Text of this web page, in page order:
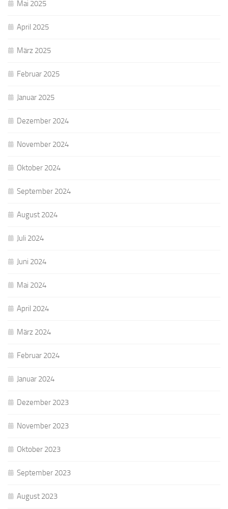
Mai 2025
April 2025
März 2025
Februar 2025
Januar 2025
Dezember 2024
November 2024
Oktober 2024
September 2024
August 2024
Juli 2024
Juni 2024
Mai 2024
April 2024
März 2024
Februar 2024
Januar 2024
Dezember 2023
November 2023
Oktober 2023
September 2023
August 2023